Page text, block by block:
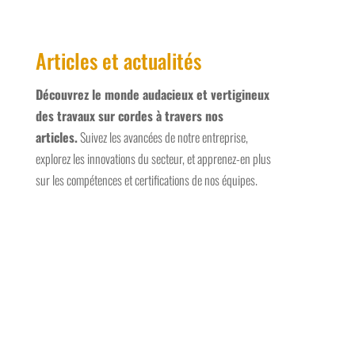
Articles et actualités
Découvrez le monde audacieux et vertigineux
des travaux sur cordes à travers nos
articles.Suivez les avancées de notre entreprise,
explorez les innovations du secteur, et apprenez-en plus
sur les compétences et certifications de nos équipes.